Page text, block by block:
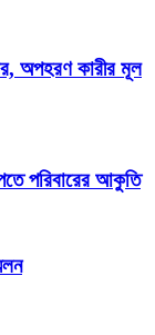
অপহরণ কারীর মূল
পরিবারের আকুতি